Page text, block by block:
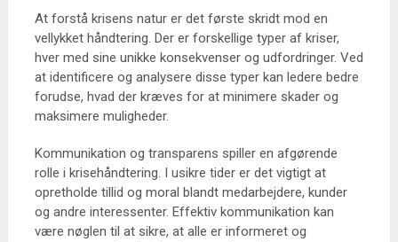
At forstå krisens natur er det første skridt mod en
vellykket håndtering. Der er forskellige typer af kriser,
hver med sine unikke konsekvenser og udfordringer. Ved
at identificere og analysere disse typer kan ledere bedre
forudse, hvad der kræves for at minimere skader og
maksimere muligheder.
Kommunikation og transparens spiller en afgørende
rolle i krisehåndtering. I usikre tider er det vigtigt at
opretholde tillid og moral blandt medarbejdere, kunder
og andre interessenter. Effektiv kommunikation kan
være nøglen til at sikre, at alle er informeret og